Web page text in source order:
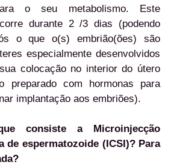
o seu metabolismo. Este
durante 2 /3 dias (podendo
o que o(s) embrião(ões) são
especialmente desenvolvidos
colocação no interior do útero
preparado com hormonas para
implantação aos embriões).
consiste a Microinjecção
de espermatozoide (ICSI)? Para